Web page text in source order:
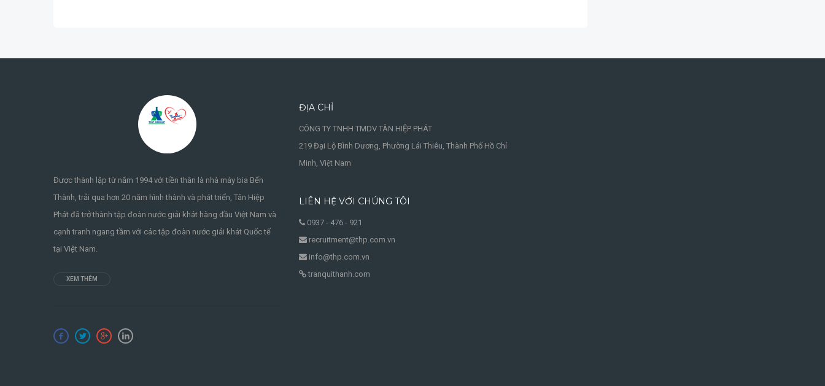
Được thành lập từ năm 1994 với tiền thân là nhà máy bia Bến
Thành, trải qua hơn 20 năm hình thành và phát triển, Tân Hiệp
Phát đã trở thành tập đoàn nước giải khát hàng đầu Việt Nam và
cạnh tranh ngang tầm với các tập đoàn nước giải khát Quốc tế
tại Việt Nam.
XEM THÊM
ĐỊA CHỈ
CÔNG TY TNHH TMDV TÂN HIỆP PHÁT
219 Đại Lộ Bình Dương, Phường Lái Thiêu, Thành Phố Hồ Chí
Minh, Việt Nam
LIÊN HỆ VỚI CHÚNG TÔI
0937 - 476 - 921
recruitment@thp.com.vn
info@thp.com.vn
tranquithanh.com